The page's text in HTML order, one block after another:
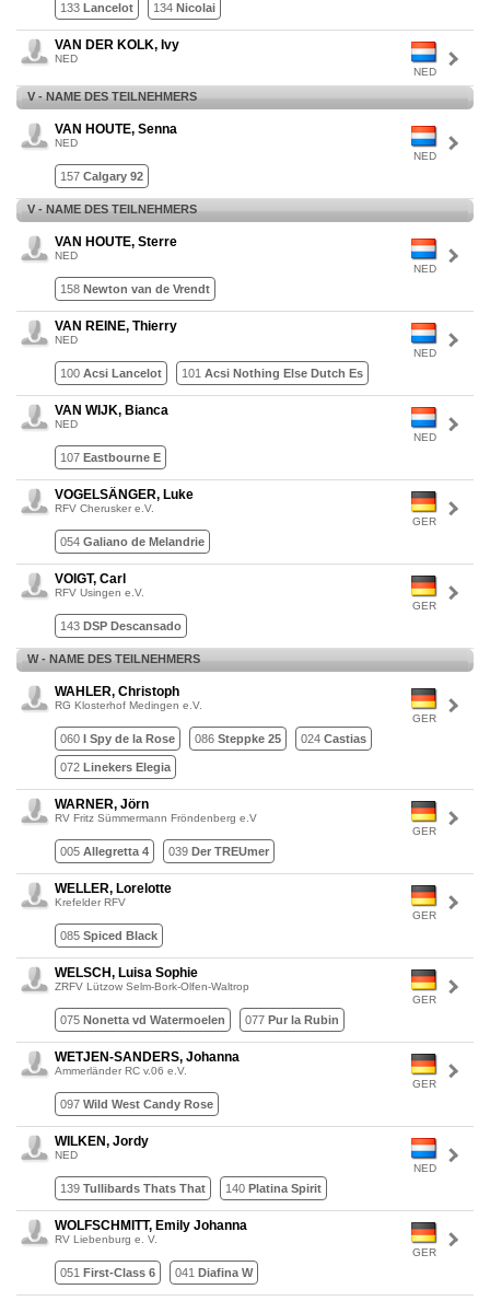
133 Lancelot 134 Nicolai
NED
VAN DER KOLK, Ivy
NED
V - NAME DES TEILNEHMERS
NED
VAN HOUTE, Senna
NED
157 Calgary 92
V - NAME DES TEILNEHMERS
NED
VAN HOUTE, Sterre
NED
158 Newton van de Vrendt
NED
VAN REINE, Thierry
NED
100 Acsi Lancelot 101 Acsi Nothing Else Dutch Es
NED
VAN WIJK, Bianca
NED
107 Eastbourne E
GER
VOGELSÄNGER, Luke
RFV Cherusker e.V.
054 Galiano de Melandrie
GER
VOIGT, Carl
RFV Usingen e.V.
143 DSP Descansado
W - NAME DES TEILNEHMERS
GER
WAHLER, Christoph
RG Klosterhof Medingen e.V.
060 I Spy de la Rose 086 Steppke 25 024 Castias
072 Linekers Elegia
GER
WARNER, Jörn
RV Fritz Sümmermann Fröndenberg e.V
005 Allegretta 4 039 Der TREUmer
GER
WELLER, Lorelotte
Krefelder RFV
085 Spiced Black
GER
WELSCH, Luisa Sophie
ZRFV Lützow Selm-Bork-Olfen-Waltrop
075 Nonetta vd Watermoelen 077 Pur la Rubin
GER
WETJEN-SANDERS, Johanna
Ammerländer RC v.06 e.V.
097 Wild West Candy Rose
NED
WILKEN, Jordy
NED
139 Tullibards Thats That 140 Platina Spirit
GER
WOLFSCHMITT, Emily Johanna
RV Liebenburg e. V.
051 First-Class 6 041 Diafina W